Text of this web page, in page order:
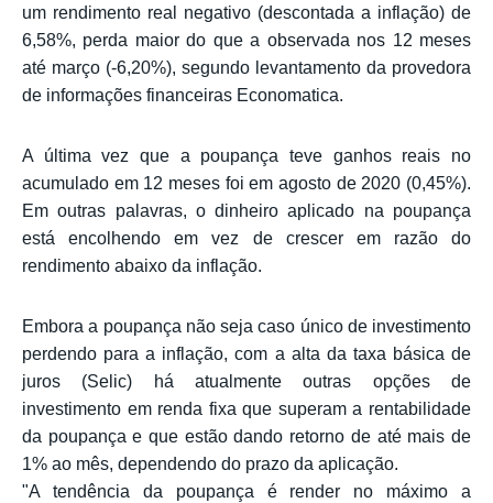
um rendimento real negativo (descontada a inflação) de
6,58%, perda maior do que a observada nos 12 meses
até março (-6,20%), segundo levantamento da provedora
de informações financeiras Economatica.
A última vez que a poupança teve ganhos reais no
acumulado em 12 meses foi em agosto de 2020 (0,45%).
Em outras palavras, o dinheiro aplicado na poupança
está encolhendo em vez de crescer em razão do
rendimento abaixo da inflação.
Embora a poupança não seja caso único de investimento
perdendo para a inflação, com a alta da taxa básica de
juros (Selic) há atualmente outras opções de
investimento em renda fixa que superam a rentabilidade
da poupança e que estão dando retorno de até mais de
1% ao mês, dependendo do prazo da aplicação.
"A tendência da poupança é render no máximo a